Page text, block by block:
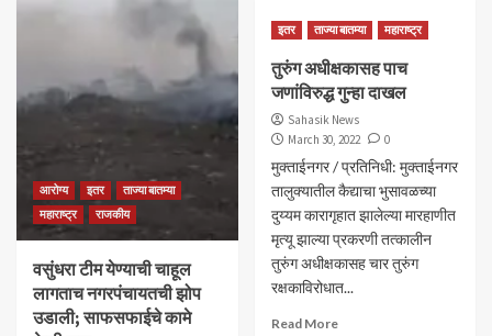
आरोग्य इतर
ताज्या बातम्या
महाराष्ट्र
राजकीय
वसुंधरा टीम येण्याची चाहूल
लागताच नगरपंचायतची झोप
उडाली; साफसफाईचे कामे
इतर ताज्या बातम्या महाराष्ट्र
तुरुंग अधीक्षकासह पाच
जणांविरुद्ध गुन्हा दाखल
Sahasik News
March 30, 2022
0
मुक्ताईनगर / प्रतिनिधी: मुक्ताईनगर
तालुक्यातील कैद्याचा भुसावळच्या
दुय्यम कारागृहात झालेल्या मारहाणीत
मृत्यू झाल्या प्रकरणी तत्कालीन
तुरुंग अधीक्षकासह चार तुरुंग
रक्षकाविरोधात...
Read More